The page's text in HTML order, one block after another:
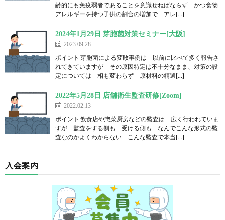
齢的にも免疫弱者であることを意識せねばならず かつ食物
アレルギーを持つ子供の割合の増加で アレ[…]
2024年1月29日 芽胞菌対策セミナー[大阪]
2023.09.28
ポイント 芽胞菌による変敗事例は 以前に比べて多く報告さ
れてきていますが その原因特定は不十分なまま、対策の設
定については 相も変わらず 原材料の精選[…]
2022年5月28日 店舗衛生監査研修[Zoom]
2022.02.13
ポイント 飲食店や惣菜厨房などの監査は 広く行われていま
すが 監査をする側も 受ける側も なんでこんな形式の監
査なのかよくわからない こんな監査で本当[…]
入会案内